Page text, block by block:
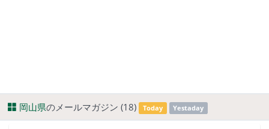
岡山県のメールマガジン (18) Today Yestaday